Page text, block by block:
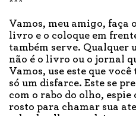
***
Vamos, meu amigo, faça
livro e o coloque em
também serve. Qualquer
não é o livro ou o jornal
Vamos, use este que
só um disfarce. Este se
com o rabo do olho,
rosto para chamar sua